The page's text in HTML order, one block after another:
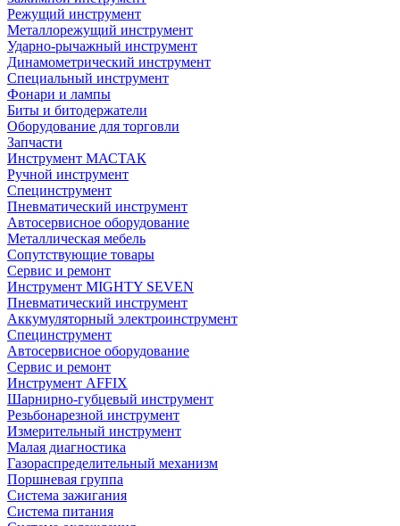
Режущий инструмент
Металлорежущий инструмент
Ударно-рычажный инструмент
Динамометрический инструмент
Специальный инструмент
Фонари и лампы
Биты и битодержатели
Оборудование для торговли
Запчасти
Инструмент МАСТАК
Ручной инструмент
Специнструмент
Пневматический инструмент
Автосервисное оборудование
Металлическая мебель
Сопутствующие товары
Сервис и ремонт
Инструмент MIGHTY SEVEN
Пневматический инструмент
Аккумуляторный электроинструмент
Специнструмент
Автосервисное оборудование
Сервис и ремонт
Инструмент AFFIX
Шарнирно-губцевый инструмент
Резьбонарезной инструмент
Измерительный инструмент
Малая диагностика
Газораспределительный механизм
Поршневая группа
Система зажигания
Система питания